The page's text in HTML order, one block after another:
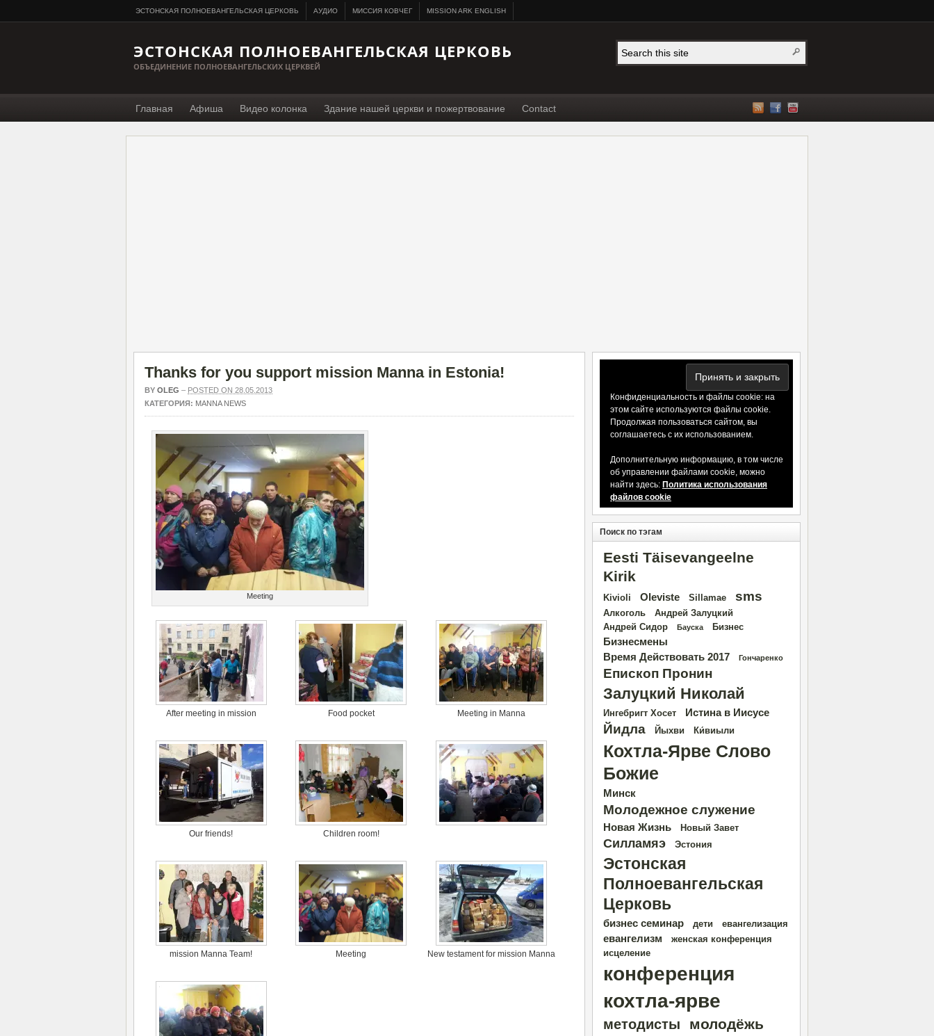
ЭСТОНСКАЯ ПОЛНОЕВАНГЕЛЬСКАЯ ЦЕРКОВЬ АУДИО МИССИЯ КОВЧЕГ MISSION ARK ENGLISH
ЭСТОНСКАЯ ПОЛНОЕВАНГЕЛЬСКАЯ ЦЕРКОВЬ
ОБЪЕДИНЕНИЕ ПОЛНОЕВАНГЕЛЬСКИХ ЦЕРКВЕЙ
Главная Афиша Видео колонка Здание нашей церкви и пожертвование Contact
Thanks for you support mission Manna in Estonia!
BY OLEG – POSTED ON 28.05.2013
КАТЕГОРИЯ: MANNA NEWS
Meeting
After meeting in mission Food pocket Meeting in Manna
Our friends! Children room!
mission Manna Team! Meeting New testament for mission Manna
Конфиденциальность и файлы cookie: на
этом сайте используются файлы cookie.
Продолжая пользоваться сайтом, вы
соглашаетесь с их использованием.
Дополнительную информацию, в том числе
об управлении файлами cookie, можно
найти здесь: Политика использования
файлов cookie
Поиск по тэгам
Eesti Täisevangeelne
Kirik
Kivioli Oleviste Sillamae sms
Алкоголь
Андрей Залуцкий
Андрей Сидор
Бауска Бизнес
Бизнесмены
Время Действовать 2017
Гончаренко
Епископ Пронин
Залуцкий Николай
Ингебригт Хосет Истина в Иисусе
Йидла Йыхви Ки́виыли
Кохтла-Ярве Слово
Божие
Минск
Молодежное служение
Новая Жизнь Новый Завет
Силламяэ Эстония
Эстонская
Полноевангельская
Церковь
бизнес семинар дети евангелизация
евангелизм
женская конференция
исцеление
конференция
кохтла-ярве
методисты молодёжь